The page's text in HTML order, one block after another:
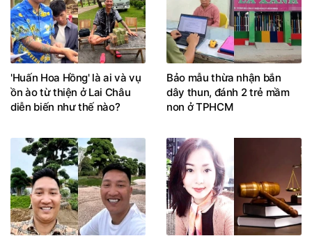
'Huấn Hoa Hồng' là ai và vụ
ồn ào từ thiện ở Lai Châu
diễn biến như thế nào?
Bảo mẫu thừa nhận bắn
dây thun, đánh 2 trẻ mầm
non ở TPHCM